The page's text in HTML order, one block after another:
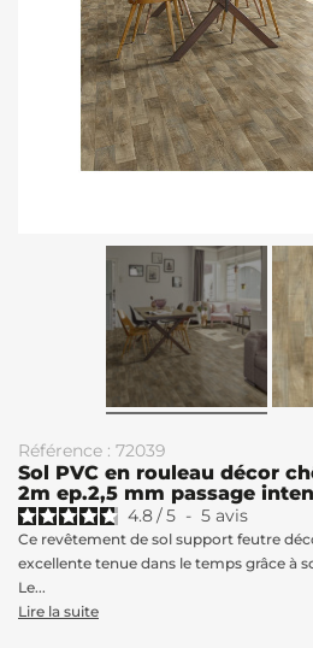
Référence : 72039
Sol PVC en rouleau décor
2m ep.2,5 mm passage
4.8/5 - 5 avis
Ce revêtement de sol support feutre
excellente tenue dans le temps grâce à
Le...
Lire la suite